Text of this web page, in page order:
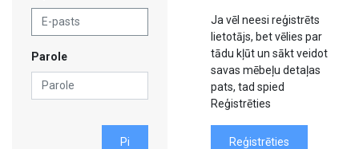
Parole
Pi
Ja vēl neesi reģistrēts
lietotājs, bet vēlies par
tādu kļūt un sākt veidot
savas mēbeļu detaļas
pats, tad spied
Reģistrēties
Reģistrēties